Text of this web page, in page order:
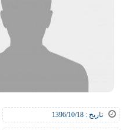
تاریخ : 1396/10/18